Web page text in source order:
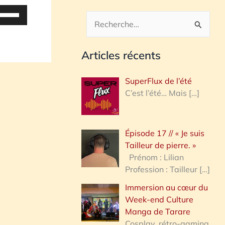
c
h
r
h
e
:
Articles récents
SuperFlux de l’été
C’est l’été… Mais […]
Épisode 17 // « Je suis
Tailleur de pierre. »
Prénom : Lilian
Profession : Tailleur […]
Immersion au cœur du
Week-end Culture
Manga de Tarare